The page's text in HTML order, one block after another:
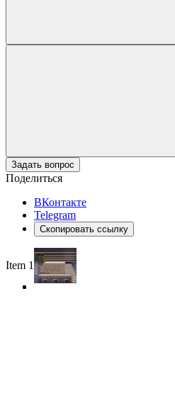
Задать вопрос
Поделиться
ВКонтакте
Telegram
Скопировать ссылку
Item 1 of 4